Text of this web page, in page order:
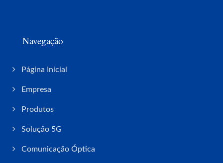
Navegação
Página Inicial
Empresa
Produtos
Solução 5G
Comunicação Óptica